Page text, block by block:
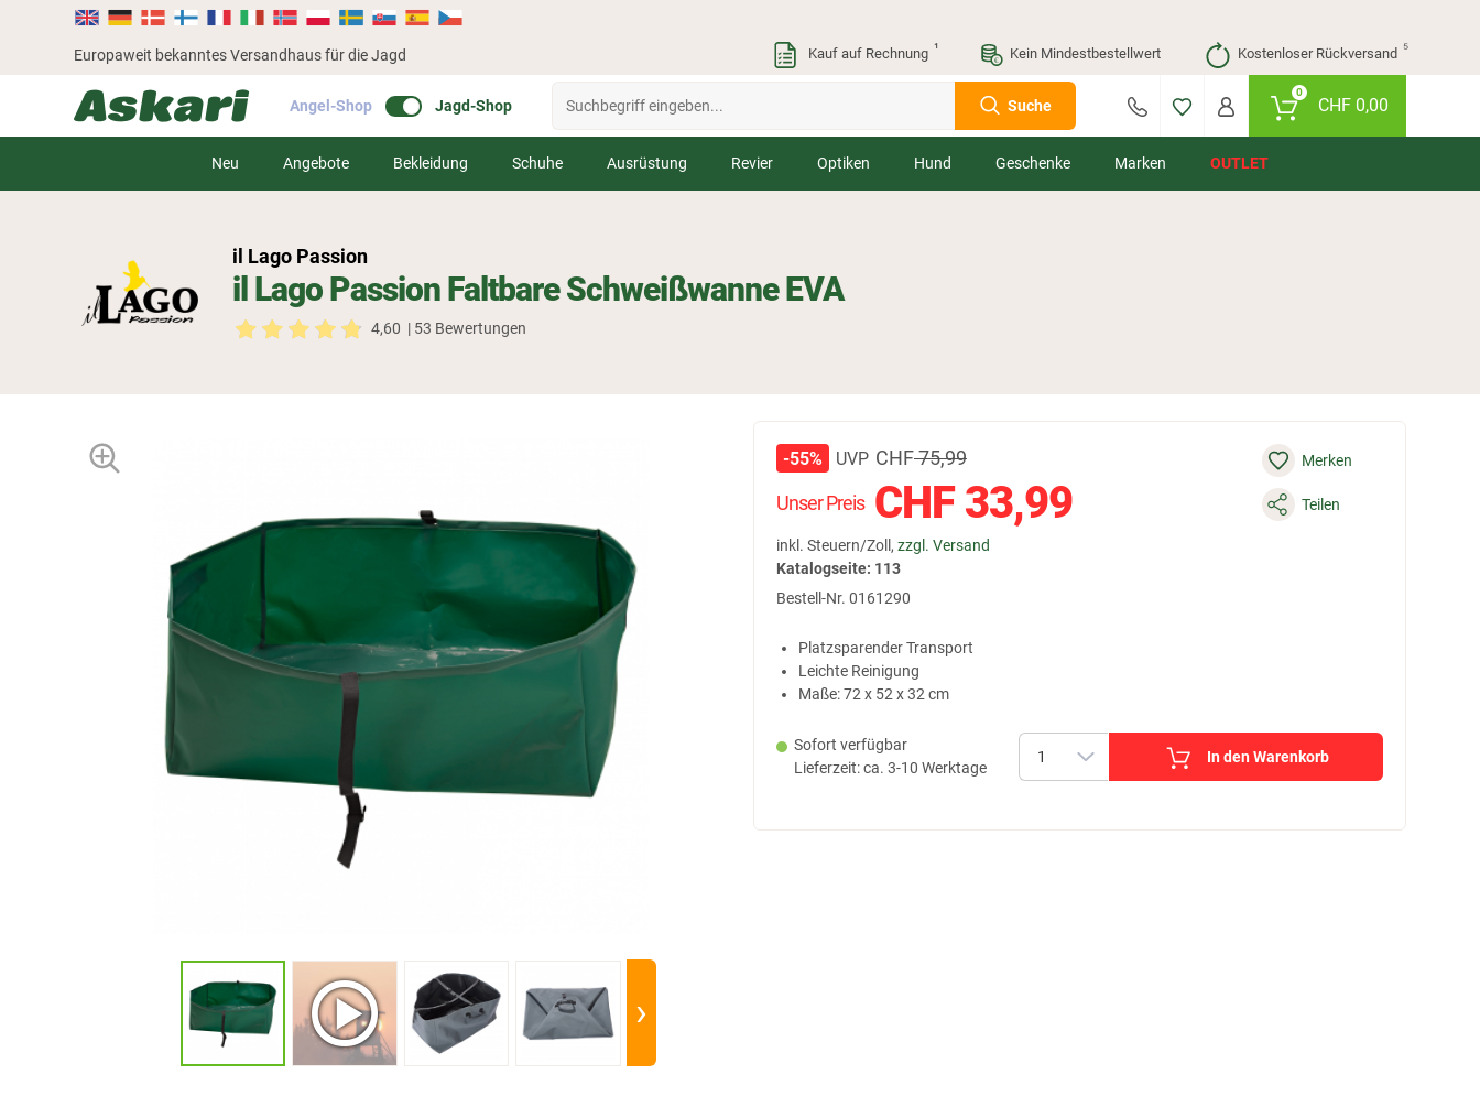
Europaweit bekanntes Versandhaus für die Jagd Kauf auf Rechnung ¹ Kein Mindestbestellwert Kostenloser Rückversand ⁵
Angel-Shop Jagd-Shop Suche
0
CHF0,00
Neu Angebote Bekleidung Schuhe Ausrüstung Revier Optiken Hund Geschenke Marken OUTLET
il Lago Passion Faltbare Schweißwanne EVA
il Lago Passion
4,60 | 53 Bewertungen
›
Unser Preis CHF33,99
inkl. Steuern/Zoll, zzgl. Versand
-55% UVP CHF75,99
Katalogseite: 113
Bestell-Nr. 0161290
Merken
Teilen
Platzsparender Transport
Leichte Reinigung
Maße: 72 x 52 x 32 cm
Sofort verfügbar
Lieferzeit: ca. 3-10 Werktage
In den Warenkorb